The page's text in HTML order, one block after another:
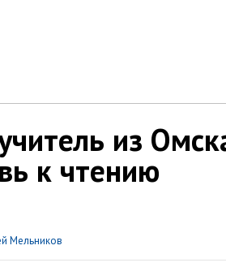
из
к чтению
Мельников